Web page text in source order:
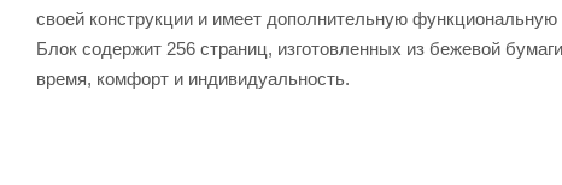
своей конструкции и имеет дополнительную
Блок содержит 256 страниц, изготовленных из бежевой
время, комфорт и индивидуальность.